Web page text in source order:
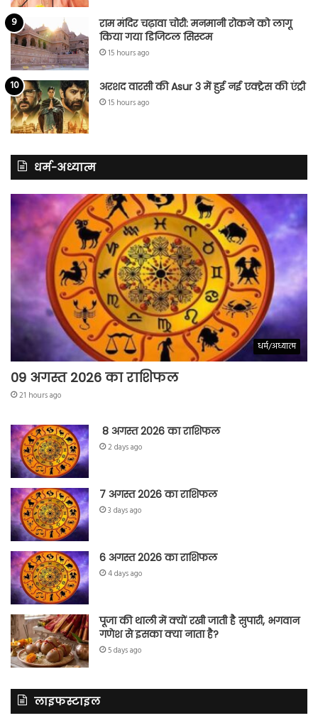
राम मंदिर चढ़ावा चोरी: मनमानी रोकने को लागू
किया गया डिजिटल सिस्टम
15 hours ago
अरशद वारसी की Asur 3 में हुई नई एक्ट्रेस की एंट्री
15 hours ago
धर्म-अध्यात्म
धर्म/अध्यात्म
09 अगस्त 2026 का राशिफल
21 hours ago
8 अगस्त 2026 का राशिफल
2 days ago
7 अगस्त 2026 का राशिफल
3 days ago
6 अगस्त 2026 का राशिफल
4 days ago
पूजा की थाली में क्यों रखी जाती है सुपारी, भगवान
गणेश से इसका क्या नाता है?
5 days ago
लाइफस्टाइल